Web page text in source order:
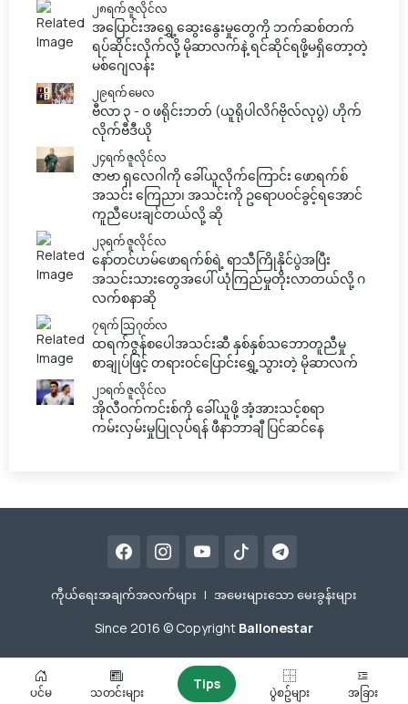
ပင်မ သတင်းများ
Tips
ပွဲစဥ်များ အခြား
၂၈ရက် ဇူလိုင်လ
အပြောင်းအရွှေ့ဆွေးနွေးမှုတွေကို ဘက်ဆစ်တက်
ရပ်ဆိုင်းလိုက်လို့ မိုဆာလက်နဲ့ ရင်ဆိုင်ရဖို့မရှိတော့တဲ့
မစ်ဂျေလန်း
၂၉ရက် မေလ
ဗီလာ ၃ - ၀ ဖရိုင်းဘတ် (ယူရိုပါလိဂ်ဗိုလ်လုပွဲ) ဟိုက်
လိုက်ဗီဒီယို
၂၄ရက် ဇူလိုင်လ
ဇာဗာ ရှလေဂါကို ခေါ်ယူလိုက်ကြောင်း ဖောရက်စ်
အသင်း ကြေညာ၊ အသင်းကို ဥရောပဝင်ခွင့်ရအောင်
ကူညီပေးချင်တယ်လို့ ဆို
၂၃ရက် ဇူလိုင်လ
နော်တင်ဟမ်ဖောရက်စ်ရဲ့ ရာသီကြိုနိုင်ပွဲအပြီး
အသင်းသားတွေအပေါ် ယုံကြည်မှုတိုးလာတယ်လို့ ဂ
လက်စနာဆို
၇ရက် သြဂုတ်လ
ထရက်ဇွန်စပေါအသင်းဆီ နှစ်နှစ်သဘောတူညီမှု
စာချုပ်ဖြင့် တရားဝင်ပြောင်းရွှေ့သွားတဲ့ မိုဆာလက်
၂၁ရက် ဇူလိုင်လ
အိုလီဝက်ကင်းစ်ကို ခေါ်ယူဖို့ အံ့အားသင့်စရာ
ကမ်းလှမ်းမှုပြုလုပ်ရန် ဖီနာဘာချီ ပြင်ဆင်နေ
ကီုယ်ရေးအချက်အလက်များ | အမေးများသော မေးခွန်းများ
Since 2016 © Copyright Ballonestar